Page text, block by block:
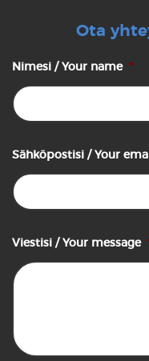
Ota
Nimesi / Your name *
Sähköpostisi / Your
Viestisi / Your message